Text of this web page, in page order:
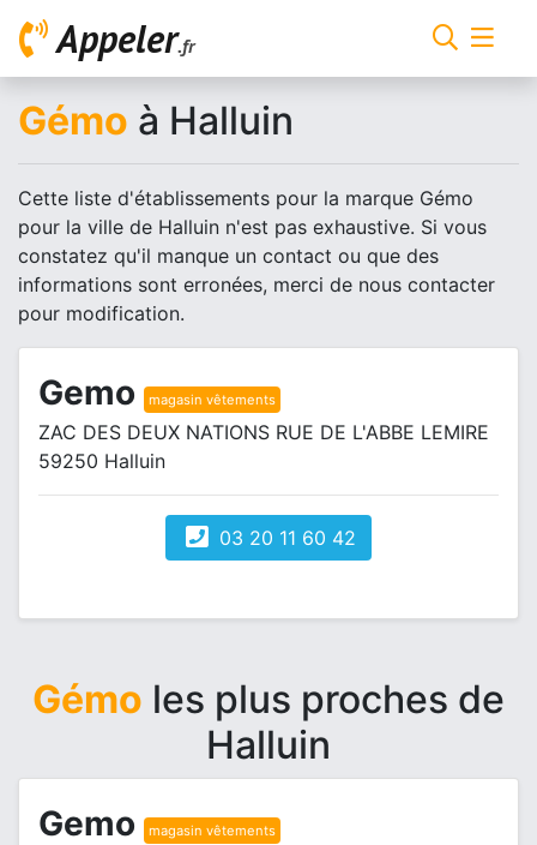
Appeler.fr
Gémo à Halluin
Cette liste d'établissements pour la marque Gémo
pour la ville de Halluin n'est pas exhaustive. Si vous
constatez qu'il manque un contact ou que des
informations sont erronées, merci de nous contacter
pour modification.
Gemo magasin vêtements
ZAC DES DEUX NATIONS RUE DE L'ABBE LEMIRE
59250 Halluin
03 20 11 60 42
Gémo les plus proches de
Halluin
Gemo magasin vêtements